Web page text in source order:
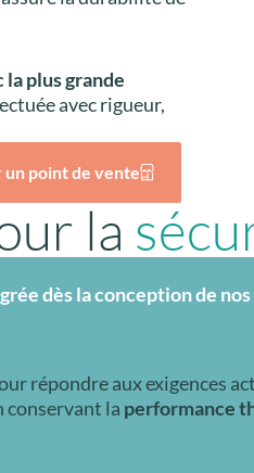
plus grande
avec rigueur,
point de vente
la
dès la conception de
répondre aux exigences
conservant la performance